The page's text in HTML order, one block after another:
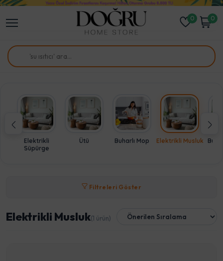
0 0
Elektrikli
Süpürge
Ütü Buharlı Mop Elektrikli Musluk
Filtreleri Göster
Elektrikli Musluk(1 ürün)